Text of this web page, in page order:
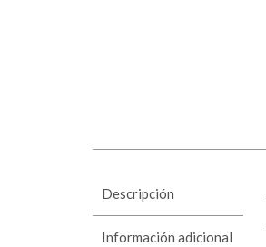
Descripción
Información adicional